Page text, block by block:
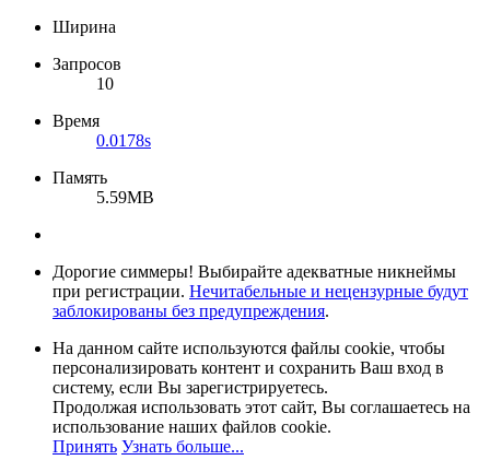
Ширина
Запросов
10
Время
0.0178s
Память
5.59MB
Дорогие симмеры! Выбирайте адекватные никнеймы
при регистрации. Нечитабельные и нецензурные будут
заблокированы без предупреждения.
На данном сайте используются файлы cookie, чтобы
персонализировать контент и сохранить Ваш вход в
систему, если Вы зарегистрируетесь.
Продолжая использовать этот сайт, Вы соглашаетесь на
использование наших файлов cookie.
Принять Узнать больше...